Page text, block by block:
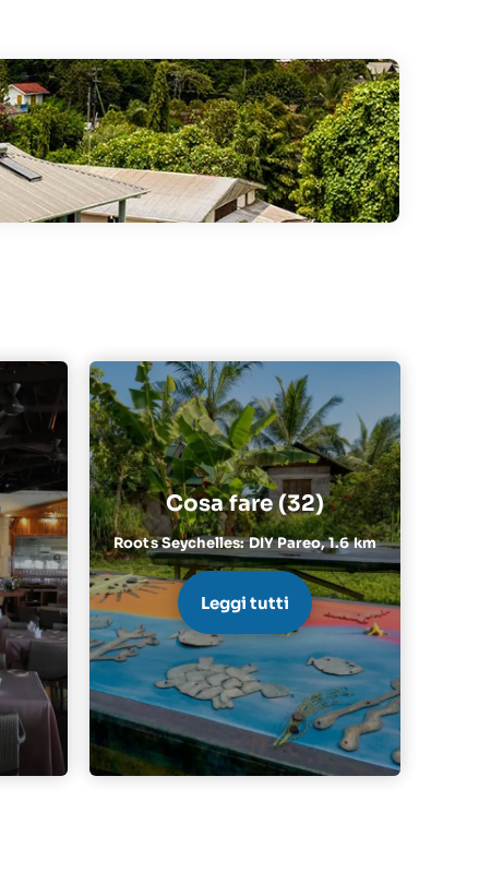
Cosa fare (32)
Roots Seychelles: DIY Pareo,1.6 km
Leggi tutti